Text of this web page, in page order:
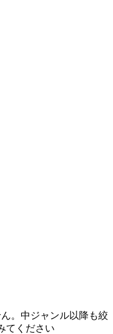
。中ジャンル以降も絞
てください